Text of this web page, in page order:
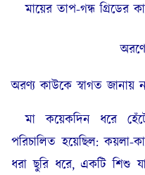
মায়ের তাপ-গন্ধ গ্রিডের
অরণ্য কাউকে স্বাগত জানায়
মা কয়েকদিন ধরে
পরিচালিত হয়েছিল: কয়লা-
ধরা ছুরি ধরে, একটি শিশু